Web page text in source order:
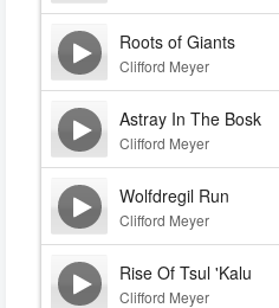
Roots of Giants
Clifford Meyer
Astray In The Bosk
Clifford Meyer
Wolfdregil Run
Clifford Meyer
Rise Of Tsul 'Kalu
Clifford Meyer